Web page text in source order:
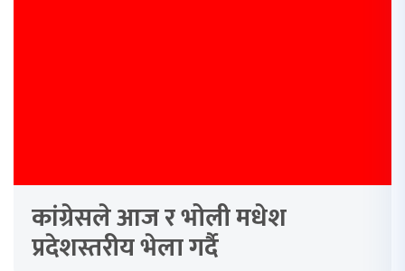
कांग्रेसले आज र भोली मधेश
प्रदेशस्तरीय भेला गर्दै